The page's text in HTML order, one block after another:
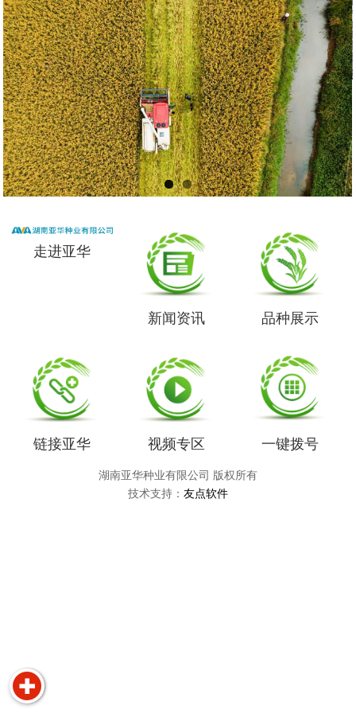
走进亚华
新闻资讯 品种展示
链接亚华 视频专区 一键拨号
湖南亚华种业有限公司 版权所有
技术支持： 友点软件